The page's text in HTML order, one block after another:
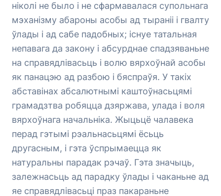
ніколі не было і не сфармавалася супольнага
мэханізму абароны асобы ад тыраніі і гвалту
ўлады і ад сабе падобных; існуе татальная
непавага да закону і абсурднае спадзяваньне
на справядлівасьць і волю вярхоўнай асобы
як панацэю ад разбою і бяспраўя. У такіх
абставінах абсалютнымі каштоўнасьцямі
грамадзтва робяцца дзяржава, улада і воля
вярхоўнага начальніка. Жыцьцё чалавека
перад гэтымі рэальнасьцямі ёсьць
другасным, і гэта ўспрымаецца як
натуральны парадак рэчаў. Гэта значыць,
залежнасьць ад парадку ўлады і чаканьне ад
яе справядлівасьці праз пакараньне